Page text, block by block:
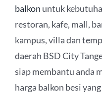
balkon untuk
restoran, kafe, mall,
kampus, villa dan
daerah BSD City
siap membantu anda
harga balkon besi